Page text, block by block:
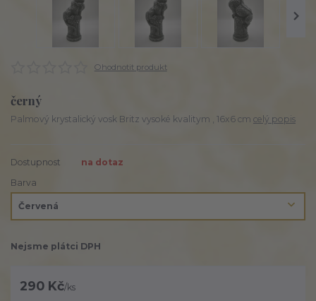
Ohodnotit produkt
černý
Palmový krystalický vosk Britz vysoké kvalitym , 16x6 cm celý popis
Dostupnost
na dotaz
Barva
Nejsme plátci DPH
290 Kč/ks